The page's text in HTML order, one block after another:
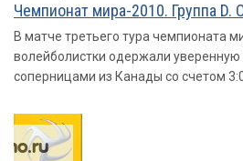
Чемпионат мира-2010. Группа D.
В матче третьего тура чемпионата
волейболистки одержали уверенную
соперницами из Канады со счетом